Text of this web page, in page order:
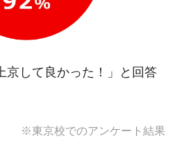
京して良かった！」と 回答
※東京校でのアンケート結果